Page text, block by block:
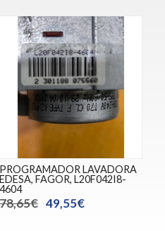
PROGRAMADOR LAVADORA
EDESA, FAGOR, L20F042I8-
4604
78,65€ 49,55€